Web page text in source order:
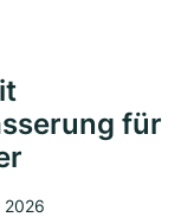
für
2026